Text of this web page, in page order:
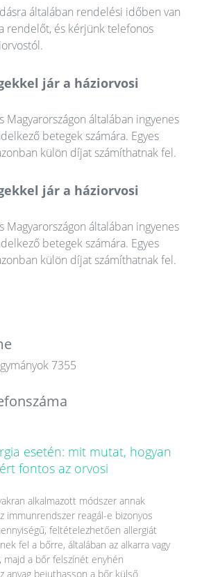
általában rendelési időben van
rendelőt, és kérjünk telefonos
jár a háziorvosi
Magyarországon általában ingyenes
betegek számára. Egyes
külön díjat számíthatnak fel.
jár a háziorvosi
Magyarországon általában ingyenes
betegek számára. Egyes
külön díjat számíthatnak fel.
7355
esetén: mit mutat, hogyan
fontos az orvosi
alkalmazott módszer annak
immunrendszer reagál-e bizonyos
feltételezhetően allergiát
fel a bőrre, általában az alkarra vagy
majd a bőr felszínét enyhén
anyag bejuthasson a bőr külső